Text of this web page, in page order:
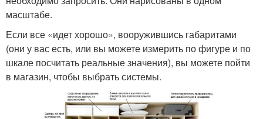
масштабе.
Если все «идет хорошо», вооружившись габаритами
(они у вас есть, или вы можете измерить по фигуре и по
шкале посчитать реальные значения), вы можете пойти
в магазин, чтобы выбрать системы.